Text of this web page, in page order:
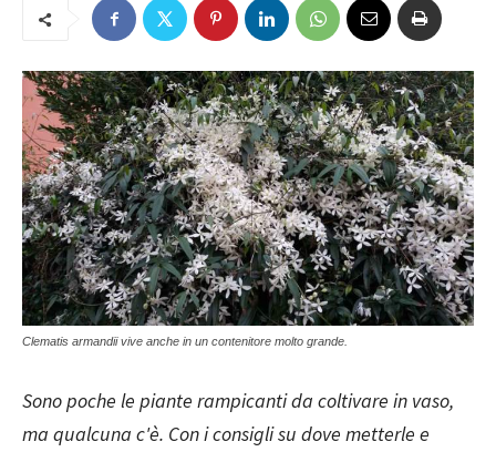
Clematis armandii vive anche in un contenitore molto grande.
Sono poche le piante rampicanti da coltivare in vaso,
ma qualcuna c'è. Con i consigli su dove metterle e